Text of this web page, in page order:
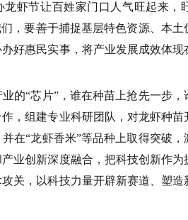
虾节让百姓家门口人气旺起来，
，要善于捕捉基层特色资源、本
好惠民实事，将产业发展成效体
业的“芯片”，谁在种苗上抢先一步，
，组建专业科研团队，对龙虾种
并在“龙虾香米”等品种上取得突破，
业创新深度融合，把科技创新作
关，以科技力量开辟新赛道、塑